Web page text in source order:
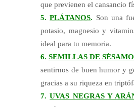
que previenen el cansancio
5.PLÁTANOS. Son una
potasio, magnesio y
ideal para tu memoria.
6. SEMILLAS DE
sentirnos de buen humor y
gracias a su riqueza en
7.UVAS NEGRAS Y